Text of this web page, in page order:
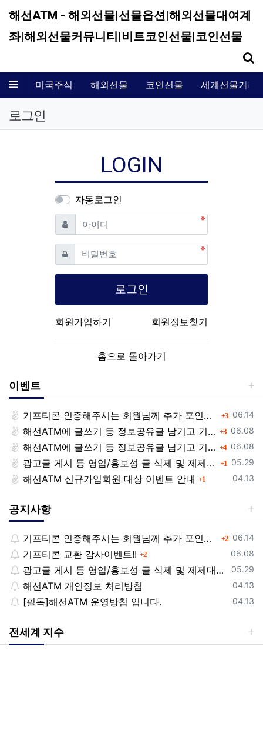
해선ATM - 해외선물|선물옵션|해외선물대여계
좌|해외선물커뮤니티|비트코인선물|코인선물
메뉴 미국주식 해외선물 코인선물 세계선물거래
로그인
LOGIN
자동로그인
아이디 필수
비밀번호필수
로그인
회원가입하기 회원정보찾기
홈으로 돌아가기
이벤트
등록일
06.14
기프티콘 인증해주시는 회원님께 추가 포인트 쏩니다!! 3댓글
등록일
06.08
해선ATM에 글쓰기 등 정보공유글 남기고 기프티콘 받자! 3댓글
등록일
06.08
해선ATM에 글쓰기 등 정보공유글 남기고 기프티콘 받자! 4댓글
등록일
05.29
광고글 게시 등 영업/홍보성 글 삭제 및 제제대상입니다. 1댓글
등록일
04.13
해선ATM 신규가입회원 대상 이벤트 안내 1
공지사항
등록일
06.14
기프티콘 인증해주시는 회원님께 추가 포인트 쏩니다!! 2댓글
등록일
06.08
기프티콘 교환 감사이벤트!! 2댓글
등록일
05.29
광고글 게시 등 영업/홍보성 글 삭제 및 제제대상입니다.
등록일
04.13
해선ATM 개인정보 처리방침
등록일
04.13
[필독]해선ATM 운영방침 입니다.
전세계 지수